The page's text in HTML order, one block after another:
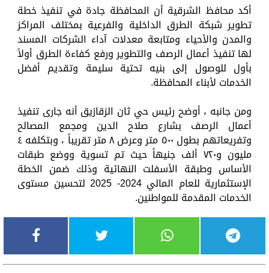
أكد محافظ الشرقية أن المحافظة جادة في تنفيذ خطة
تطوير شبكة الطرق الداخلية والفرعية بمختلف المراكز
والمدن والأحياء ومتابعة معدلات آداء الشركات المسند
لها تنفيذ أعمال الرصف والتطوير ورفع كفاءة الطرق أولاً
بأول للوصول إلى بنيه تحتية سليمة وتقديم أفضل
الخدمات لأبناء المحافظة.
ومن جانبه ، أوضح رئيس حي ثان الزقازيق أنه جارى تنفيذ
أعمال الرصف بشارع صلاح الدين ومجمع المصالح
وتفريعاتهم بطول ٥٠٠ متر وعرض ٨ متر تقريباً ، وبتكلفه ٤
مليون و٧٢٠ ألف جنيهاً حيث تم تسوية ووضع طبقات
الأساس وطبقة الأسفلت النهائية وذلك ضمن الخطة
الإستثمارية للعام المالي 2024- 2025 لتحسين مستوى
الخدمات المقدمة للمواطنين.